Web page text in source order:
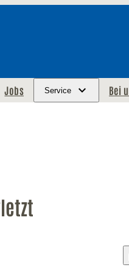
Jobs Service Bei